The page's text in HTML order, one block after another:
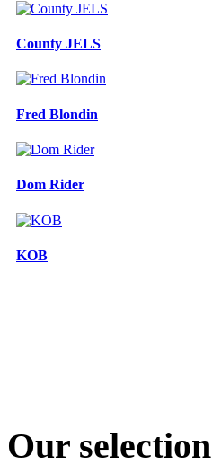
County JELS
Fred Blondin
Dom Rider
KOB
Our selection